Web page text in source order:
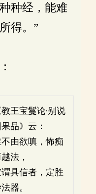
种经，能难
得。”
教王宝鬘论·别说
品》云：
由欲嗔，怖痴
法，
具信者，定胜
器。